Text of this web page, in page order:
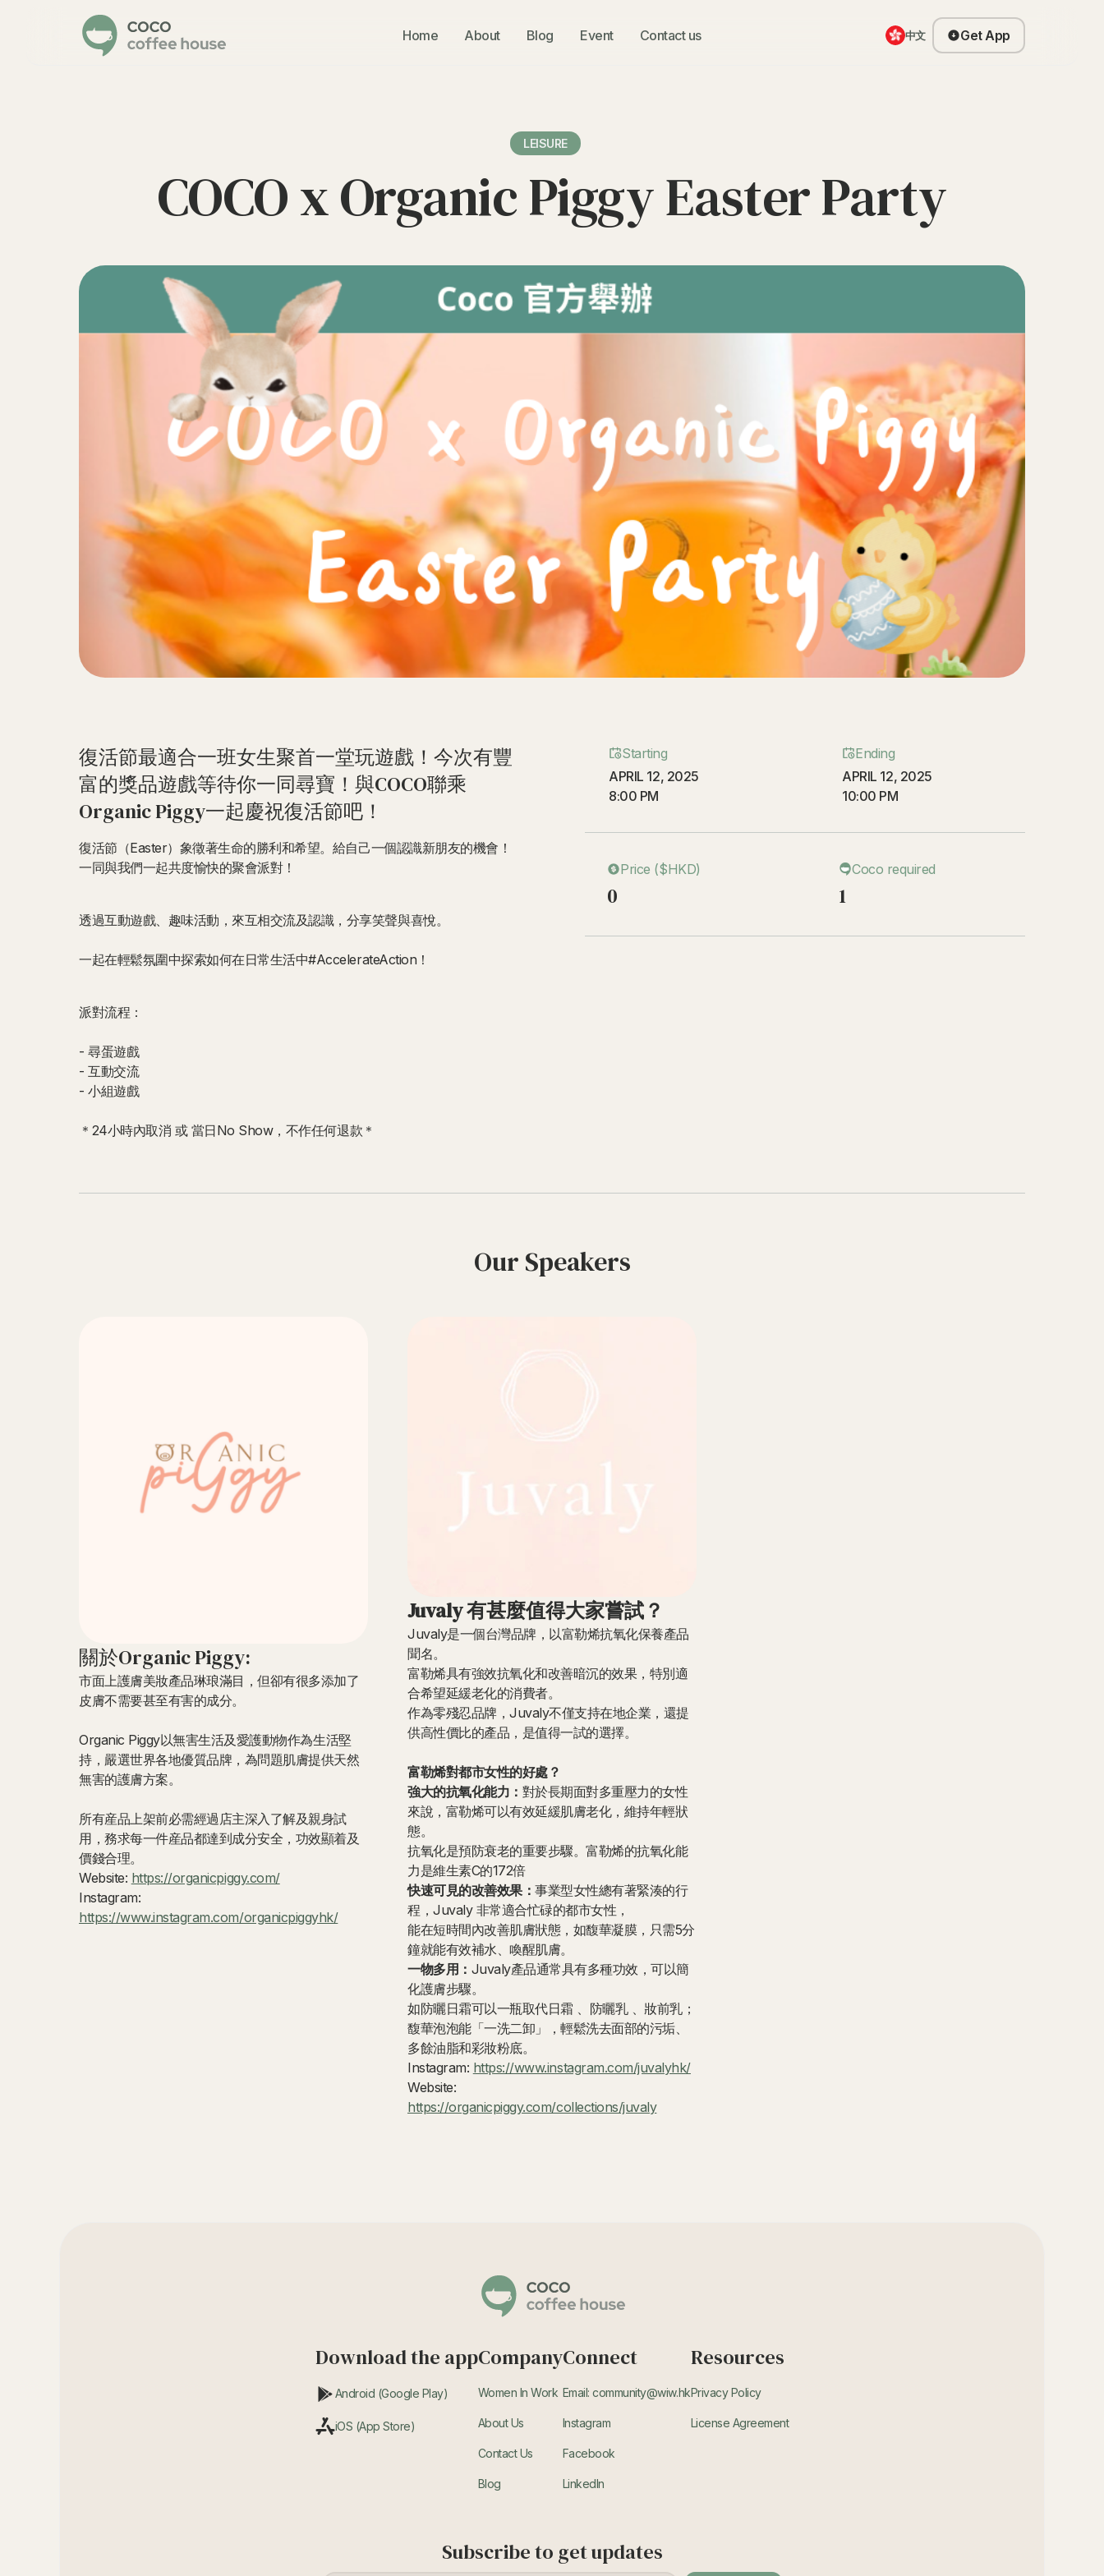
Home About Blog Event Contact us 中文 Get App
LEISURE
COCO x Organic Piggy Easter Party
復活節最適合一班女生聚首一堂玩遊戲！今次有豐
富的獎品遊戲等待你一同尋寶！與COCO聯乘
Organic Piggy一起慶祝復活節吧！
復活節（Easter）象徵著生命的勝利和希望。給自己一個認識新朋友的機會！
一同與我們一起共度愉快的聚會派對！
透過互動遊戲、趣味活動，來互相交流及認識，分享笑聲與喜悅。
一起在輕鬆氛圍中探索如何在日常生活中#AccelerateAction！
派對流程：
- 尋蛋遊戲
- 互動交流
- 小組遊戲
＊24小時內取消 或 當日No Show，不作任何退款＊
Starting
APRIL 12, 2025
8:00 PM
Ending
APRIL 12, 2025
10:00 PM
Price ($HKD)
0
Coco required
1
Our Speakers
關於Organic Piggy:
市面上護膚美妝產品琳琅滿目，但卻有很多添加了
皮膚不需要甚至有害的成分。
Organic Piggy以無害生活及愛護動物作為生活堅
持，嚴選世界各地優質品牌，為問題肌膚提供天然
無害的護膚方案。
所有産品上架前必需經過店主深入了解及親身試
用，務求每一件産品都達到成分安全，功效顯着及
價錢合理。
Website: https://organicpiggy.com/
Instagram:
https://www.instagram.com/organicpiggyhk/
Juvaly 有甚麼值得大家嘗試？
Juvaly是一個台灣品牌，以富勒烯抗氧化保養產品
聞名。
富勒烯具有強效抗氧化和改善暗沉的效果，特別適
合希望延緩老化的消費者。
作為零殘忍品牌，Juvaly不僅支持在地企業，還提
供高性價比的產品，是值得一試的選擇。
富勒烯對都市女性的好處？
強大的抗氧化能力： 對於長期面對多重壓力的女性
來說，富勒烯可以有效延緩肌膚老化，維持年輕狀
態。
抗氧化是預防衰老的重要步驟。富勒烯的抗氧化能
力是維生素C的172倍
快速可見的改善效果：事業型女性總有著緊湊的行
程，Juvaly 非常適合忙碌的都市女性，
能在短時間內改善肌膚狀態，如馥華凝膜，只需5分
鐘就能有效補水、喚醒肌膚。
一物多用： Juvaly產品通常具有多種功效，可以簡
化護膚步驟。
如防曬日霜可以一瓶取代日霜 、防曬乳 、妝前乳；
馥華泡泡能「一洗二卸」，輕鬆洗去面部的污垢、
多餘油脂和彩妝粉底。
Instagram: https://www.instagram.com/juvalyhk/
Website:
https://organicpiggy.com/collections/juvaly
Download the app
Android (Google Play)
iOS (App Store)
Company
Women In Work
About Us
Contact Us
Blog
Connect
Email: community@wiw.hk
Instagram
Facebook
LinkedIn
Resources
Privacy Policy
License Agreement
Subscribe to get updates